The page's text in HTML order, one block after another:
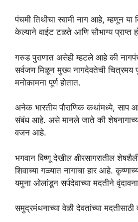
पंचमी तिथीचा स्वामी नाग आहे, म्हणून या
केल्याने वाईट टळते आणि सौभाग्य प्राप्त
गरुड पुराणात असेही म्हटले आहे की
सर्वजण मिळून मुख्य नागदेवतेची चित्रमय
मनोकामना पूर्ण होतात.
अनेक भारतीय पौराणिक कथांमध्ये, साप
संबंध आहे. असे मानले जाते की
वजन आहे.
भगवान विष्णू देखील क्षीरसागरातील
शिवाच्या गळ्यात नागाचा हार आहे.
यमुना ओलांडून सर्पदेवाच्या मदतीने
समुद्रमंथनाच्या वेळी देवतांच्या